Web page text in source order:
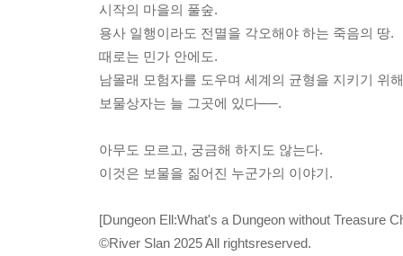
시작의 마을의 풀숲.
용사 일행이라도 전멸을 각오해야 하는 죽음의 땅.
때로는 민가 안에도.
남몰래 모험자를 도우며 세계의 균형을 지키기 위
보물상자는 늘 그곳에 있다──.
아무도 모르고, 궁금해 하지도 않는다.
이것은 보물을 짊어진 누군가의 이야기.
[Dungeon Ell:What's a Dungeon without Treasure
©River Slan 2025 All rightsreserved.